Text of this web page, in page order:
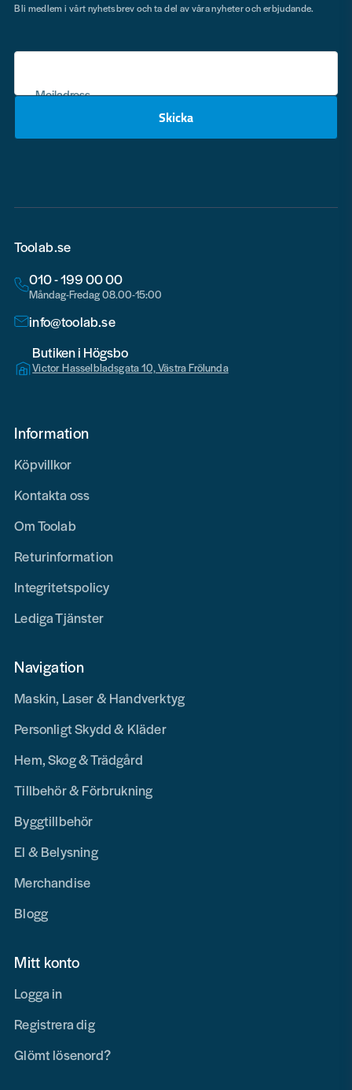
Mejladress
Skicka
Bli medlem i vårt nyhetsbrev och ta del av våra nyheter och erbjudande.
Toolab.se
010 - 199 00 00
Måndag-Fredag 08.00-15:00
info@toolab.se
Butiken i Högsbo
Victor Hasselbladsgata 10, Västra Frölunda
Information
Köpvillkor
Kontakta oss
Om Toolab
Returinformation
Integritetspolicy
Lediga Tjänster
Navigation
Maskin, Laser & Handverktyg
Personligt Skydd & Kläder
Hem, Skog & Trädgård
Tillbehör & Förbrukning
Byggtillbehör
El & Belysning
Merchandise
Blogg
Mitt konto
Logga in
Registrera dig
Glömt lösenord?